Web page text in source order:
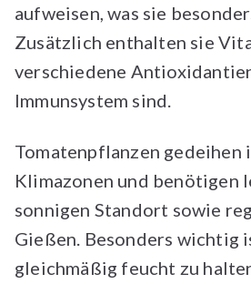
aufweisen, was sie
Zusätzlich enthalten sie
verschiedene
Immunsystem sind.
Tomatenpflanzen gedeihen
Klimazonen und benötigen
sonnigen Standort sowie
Gießen. Besonders wichtig
gleichmäßig feucht zu